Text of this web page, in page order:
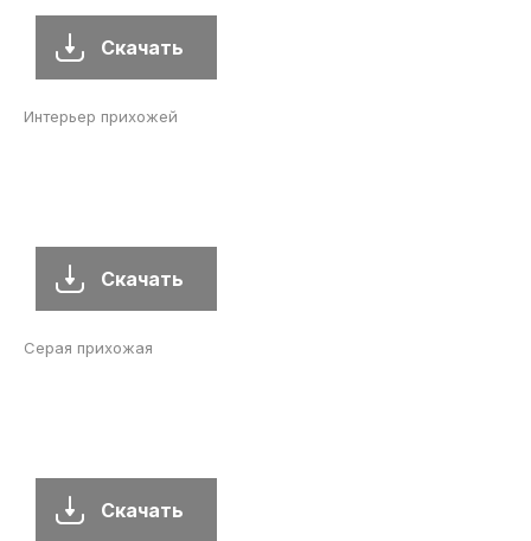
Скачать
Интерьер прихожей
Скачать
Серая прихожая
Скачать